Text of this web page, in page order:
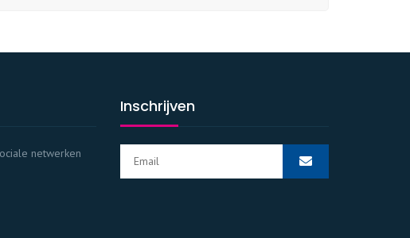
netwerken
Inschrijven